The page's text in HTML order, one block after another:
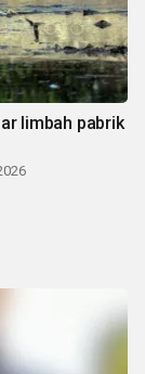
limbah pabrik